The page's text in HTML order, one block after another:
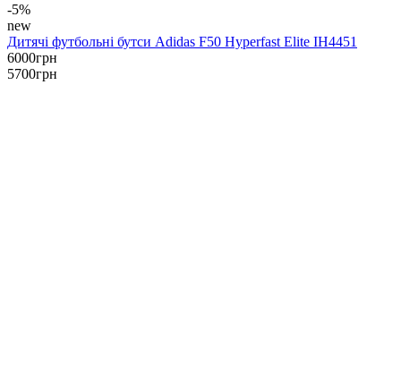
-5%
new
Дитячі футбольні бутси Adidas F50 Hyperfast Elite IH4451
6000грн
5700грн